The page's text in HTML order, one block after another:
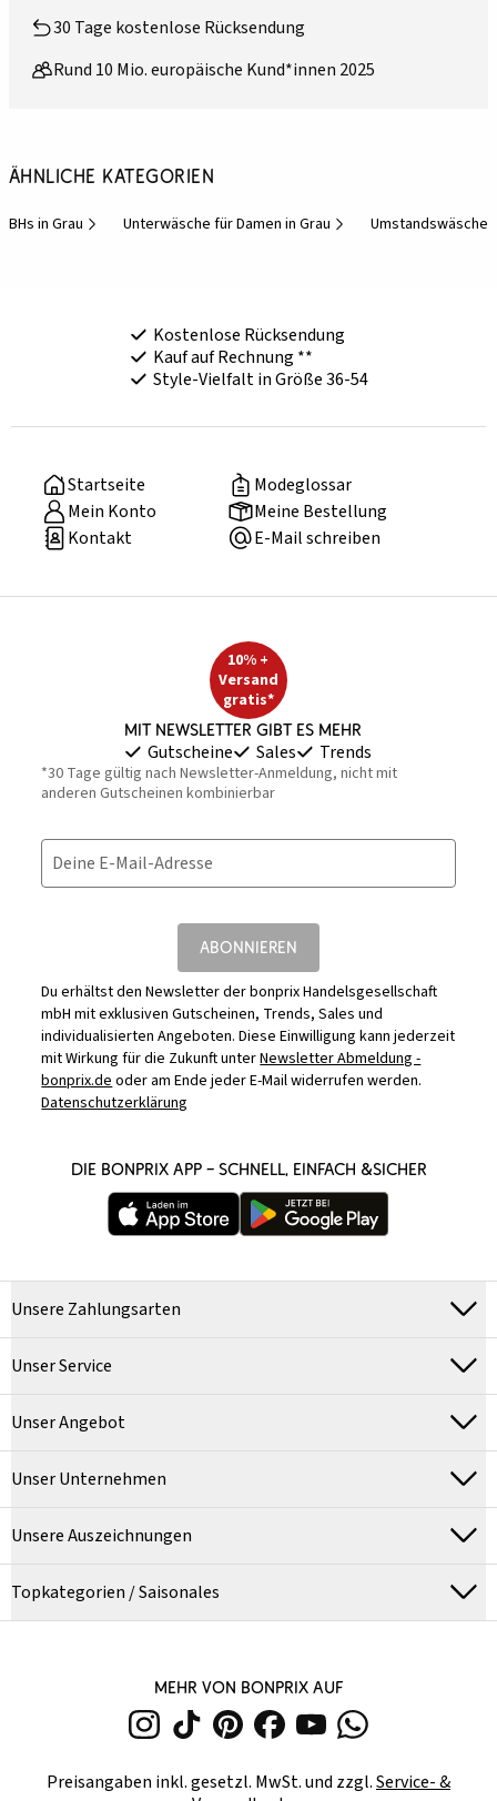
30 Tage kostenlose Rücksendung
Rund 10 Mio. europäische Kund*innen 2025
Ähnliche Kategorien
BHs in Grau Unterwäsche für Damen in Grau Umstandswäsche
Kostenlose Rücksendung
Kauf auf Rechnung **
Style-Vielfalt in Größe 36-54
Startseite
Modeglossar
Mein Konto
Meine Bestellung
Kontakt
E-Mail schreiben
10% +
Versand
gratis*
Mit Newsletter gibt es mehr
Gutscheine Sales Trends
*30 Tage gültig nach Newsletter-Anmeldung, nicht mit
anderen Gutscheinen kombinierbar
Deine E-Mail-Adresse
ABONNIEREN
Du erhältst den Newsletter der bonprix Handelsgesellschaft
mbH mit exklusiven Gutscheinen, Trends, Sales und
individualisierten Angeboten. Diese Einwilligung kann jederzeit
mit Wirkung für die Zukunft unterNewsletter Abmeldung -
bonprix.deoder am Ende jeder E-Mail widerrufen werden.
Datenschutzerklärung
DIE BONPRIX APP – SCHNELL, EINFACH &SICHER
Unsere Zahlungsarten
Unser Service
Unser Angebot
Unser Unternehmen
Unsere Auszeichnungen
Topkategorien / Saisonales
MEHR VON BONPRIX AUF
Preisangaben inkl. gesetzl. MwSt. und zzgl.Service- &